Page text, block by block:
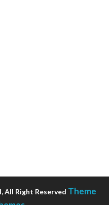
All Right Reserved Theme